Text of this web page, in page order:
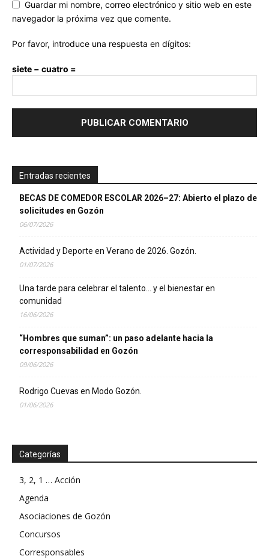
Guardar mi nombre, correo electrónico y sitio web en este
navegador la próxima vez que comente.
Por favor, introduce una respuesta en dígitos:
siete − cuatro =
Entradas recientes
BECAS DE COMEDOR ESCOLAR 2026–27: Abierto el plazo de
solicitudes en Gozón
06/07/2026
Actividad y Deporte en Verano de 2026. Gozón.
01/07/2026
Una tarde para celebrar el talento… y el bienestar en
comunidad
16/06/2026
“Hombres que suman”: un paso adelante hacia la
corresponsabilidad en Gozón
09/06/2026
Rodrigo Cuevas en Modo Gozón.
01/06/2026
Categorías
3, 2, 1 … Acción
Agenda
Asociaciones de Gozón
Concursos
Corresponsables